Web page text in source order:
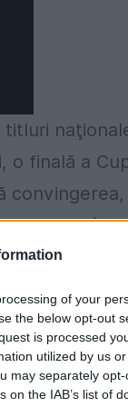
of your
the below opt-out
is processed
utilized by us
may separately
the IAB’s list of
o finală a
convingerea,
români -
datoria
au apucat să
plachete
sportive de